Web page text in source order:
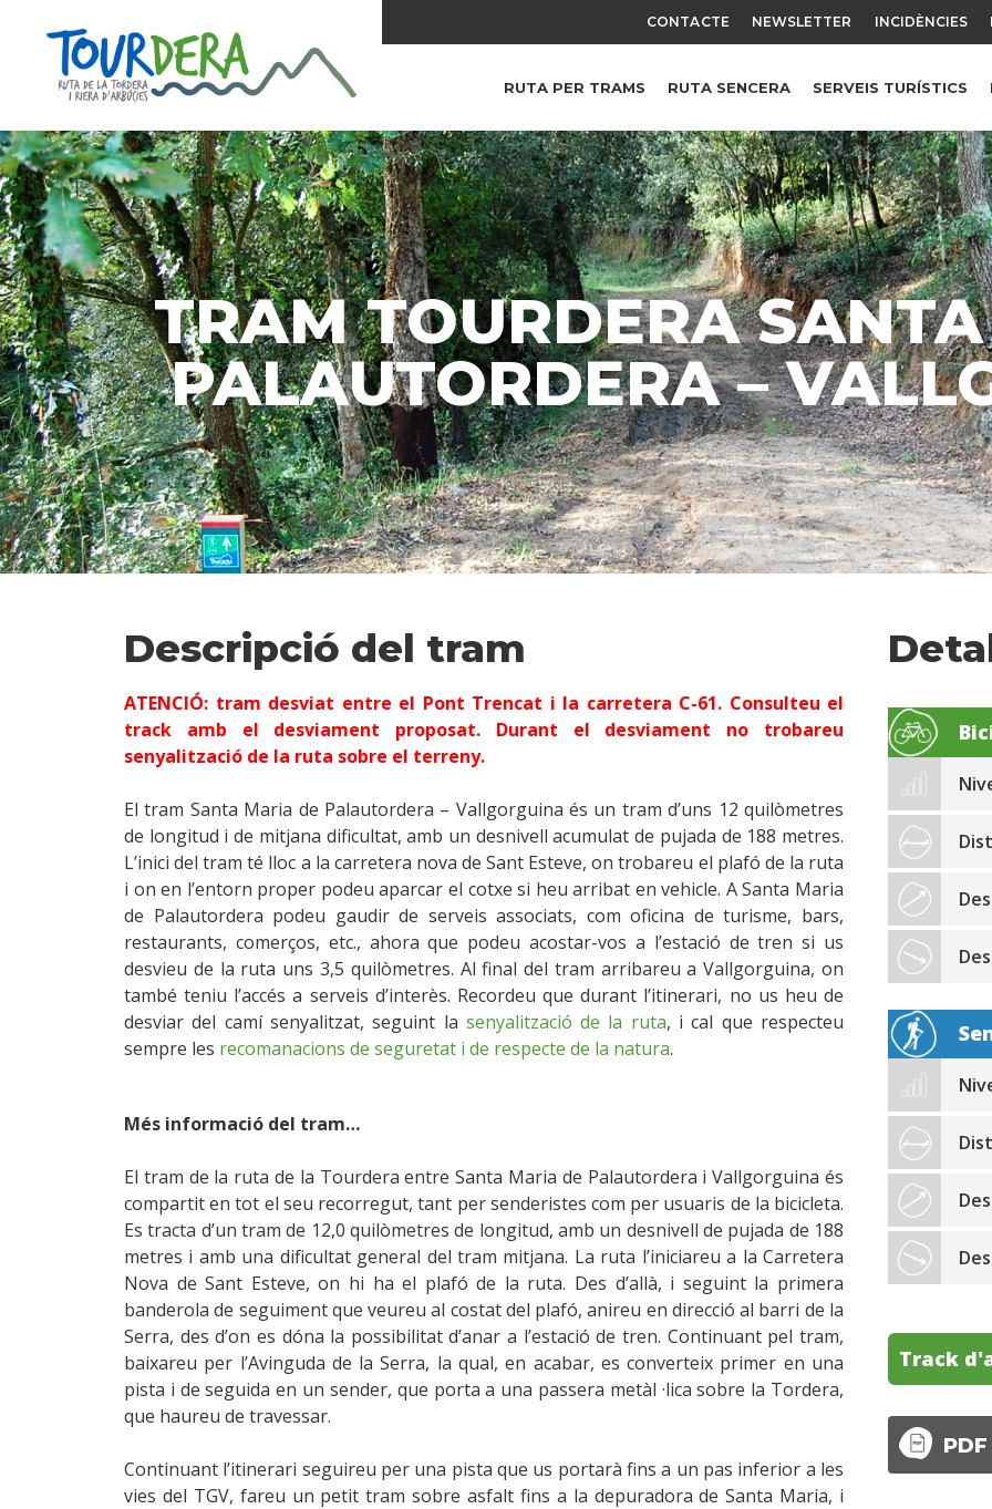
CONTACTE NEWSLETTER INCIDÈNCIES
RUTA PER TRAMS RUTA SENCERA SERVEIS TURÍSTICS
TRAM TOURDERA
PALAUTORDERA –
Descripció del tram
ATENCIÓ: tram desviat entre el Pont Trencat i la carretera C-61. Consulteu el
track amb el desviament proposat. Durant el desviament no trobareu
senyalització de la ruta sobre el terreny.
El tram Santa Maria de Palautordera – Vallgorguina és un tram d’uns 12 quilòmetres
de longitud i de mitjana dificultat, amb un desnivell acumulat de pujada de 188 metres.
L’inici del tram té lloc a la carretera nova de Sant Esteve, on trobareu el plafó de la ruta
i on en l’entorn proper podeu aparcar el cotxe si heu arribat en vehicle. A Santa Maria
de Palautordera podeu gaudir de serveis associats, com oficina de turisme, bars,
restaurants, comerços, etc., ahora que podeu acostar-vos a l’estació de tren si us
desvieu de la ruta uns 3,5 quilòmetres. Al final del tram arribareu a Vallgorguina, on
també teniu l’accés a serveis d’interès. Recordeu que durant l’itinerari, no us heu de
desviar del camí senyalitzat, seguint la senyalització de la ruta, i cal que respecteu
sempre les recomanacions de seguretat i de respecte de la natura.
Més informació del tram…
El tram de la ruta de la Tourdera entre Santa Maria de Palautordera i Vallgorguina és
compartit en tot el seu recorregut, tant per senderistes com per usuaris de la bicicleta.
Es tracta d’un tram de 12,0 quilòmetres de longitud, amb un desnivell de pujada de 188
metres i amb una dificultat general del tram mitjana. La ruta l’iniciareu a la Carretera
Nova de Sant Esteve, on hi ha el plafó de la ruta. Des d’allà, i seguint la primera
banderola de seguiment que veureu al costat del plafó, anireu en direcció al barri de la
Serra, des d’on es dóna la possibilitat d’anar a l’estació de tren. Continuant pel tram,
baixareu per l’Avinguda de la Serra, la qual, en acabar, es converteix primer en una
pista i de seguida en un sender, que porta a una passera metàl ·lica sobre la Tordera,
que haureu de travessar.
Continuant l’itinerari seguireu per una pista que us portarà fins a un pas inferior a les
vies del TGV, fareu un petit tram sobre asfalt fins a la depuradora de Santa Maria, i
Track